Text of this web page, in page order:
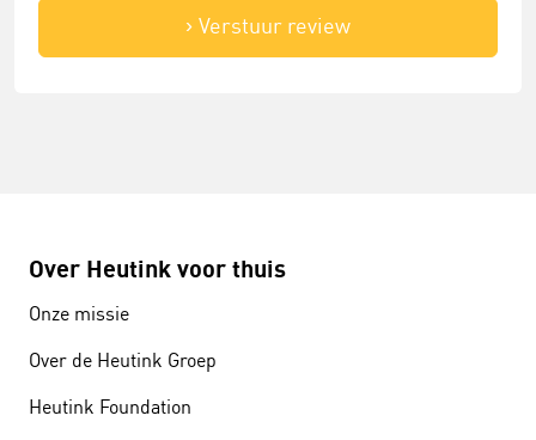
Verstuur review
Over Heutink voor thuis
Onze missie
Over de Heutink Groep
Heutink Foundation